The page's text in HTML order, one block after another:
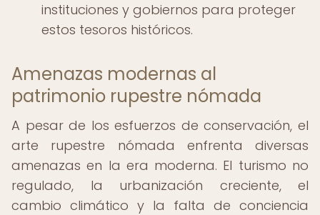
instituciones y gobiernos para proteger
estos tesoros históricos.
Amenazas modernas al
patrimonio rupestre nómada
A pesar de los esfuerzos de conservación, el
arte rupestre nómada enfrenta diversas
amenazas en la era moderna. El turismo no
regulado, la urbanización creciente, el
cambio climático y la falta de conciencia